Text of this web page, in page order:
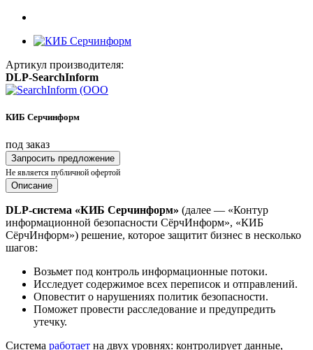
Артикул производителя:
DLP-SearchInform
КИБ Серчинформ
под заказ
Запросить предложение
Не является публичной офертой
Описание
DLP-система «КИБ Серчинформ» (далее — «Контур
информационной безопасности СёрчИнформ», «КИБ
СёрчИнформ») решение, которое защитит бизнес в несколько
шагов:
Возьмет под контроль информационные потоки.
Исследует содержимое всех переписок и отправлений.
Оповестит о нарушениях политик безопасности.
Поможет провести расследование и предупредить
утечку.
Система работает на двух уровнях: контролирует данные,